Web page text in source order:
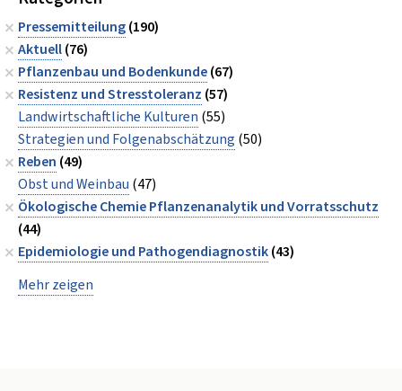
Pressemitteilung(190)
Aktuell(76)
Pflanzenbau und Bodenkunde(67)
Resistenz und Stresstoleranz (57)
Landwirtschaftliche Kulturen (55)
Strategien und Folgenabschätzung (50)
Reben (49)
Obst und Weinbau (47)
Ökologische Chemie Pflanzenanalytik und Vorratsschutz
(44)
Epidemiologie und Pathogendiagnostik(43)
Mehr zeigen